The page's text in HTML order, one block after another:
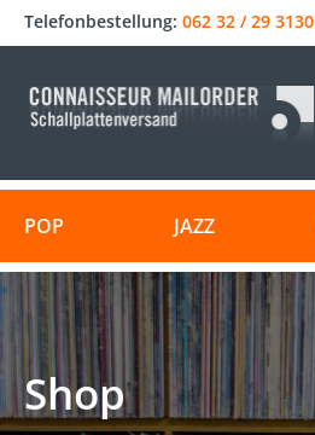
Telefonbestellung: 062 32 / 29 3130
POP JAZZ
Shop